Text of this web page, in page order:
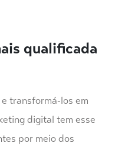
qualificada
e transformá-los em
digital tem esse
por meio dos